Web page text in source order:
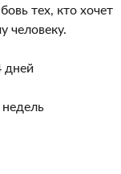
тех, кто хочет
человеку.
дней